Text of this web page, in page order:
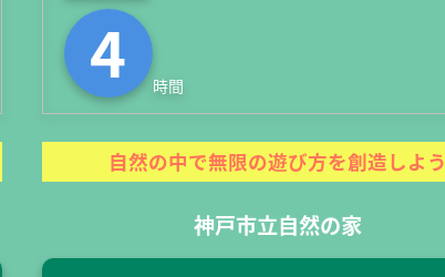
4 時間
自然の中で無限の遊び方を創造しよう
神戸市立自然の家